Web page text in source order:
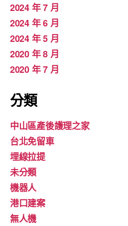
2024 年 7 月
2024 年 6 月
2024 年 5 月
2020 年 8 月
2020 年 7 月
分類
中山區產後護理之家
台北免留車
埋線拉提
未分類
機器人
港口建案
無人機